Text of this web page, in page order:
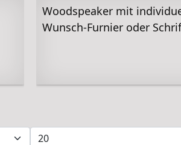
Woodspeaker mit
Wunsch-Furnier oder